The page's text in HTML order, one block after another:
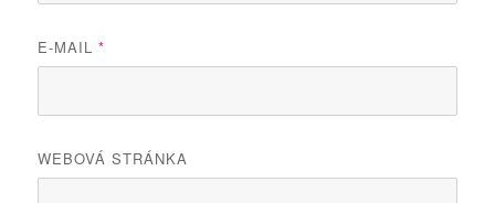
E-MAIL*
WEBOVÁ STRÁNKA